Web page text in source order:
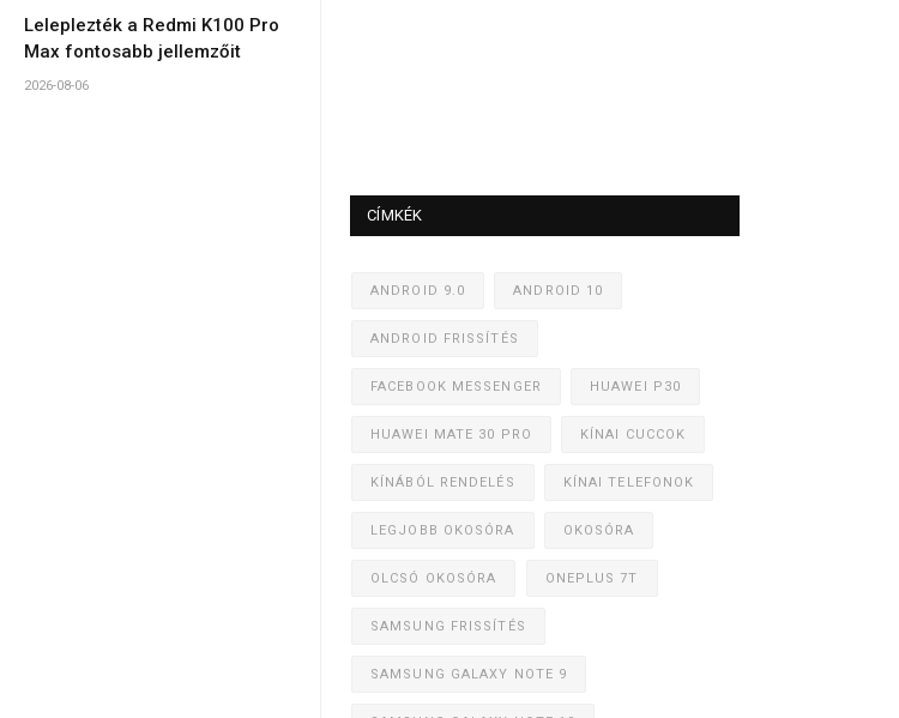
Leleplezték a Redmi K100 Pro
Max fontosabb jellemzőit
2026-08-06
CÍMKÉK
ANDROID 9.0 ANDROID 10
ANDROID FRISSÍTÉS
FACEBOOK MESSENGER HUAWEI P30
HUAWEI MATE 30 PRO KÍNAI CUCCOK
KÍNÁBÓL RENDELÉS KÍNAI TELEFONOK
LEGJOBB OKOSÓRA OKOSÓRA
OLCSÓ OKOSÓRA ONEPLUS 7T
SAMSUNG FRISSÍTÉS
SAMSUNG GALAXY NOTE 9